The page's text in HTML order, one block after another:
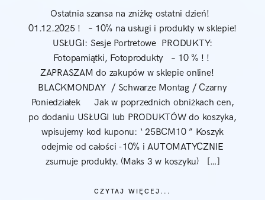
Ostatnia szansa na zniżkę ostatni dzień!
01.12.2025 ! – 10% na usługi i produkty w sklepie!
USŁUGI: Sesje Portretowe PRODUKTY:
Fotopamiątki, Fotoprodukty – 10 % ! !
ZAPRASZAM do zakupów w sklepie online!
BLACKMONDAY / Schwarze Montag / Czarny
Poniedziałek Jak w poprzednich obniżkach cen,
po dodaniu USŁUGI lub PRODUKTÓW do koszyka,
wpisujemy kod kuponu: ‘ 25BCM10 ” Koszyk
odejmie od całości -10% i AUTOMATYCZNIE
zsumuje produkty. (Maks 3 w koszyku) […]
CZYTAJ WIĘCEJ...